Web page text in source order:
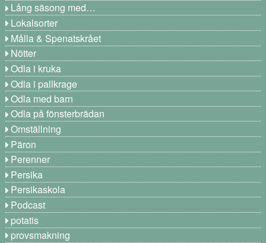
Lång säsong med…
Lokalsorter
Målla & Spenatskrået
Nötter
Odla i kruka
Odla i pallkrage
Odla med barn
Odla på fönsterbrädan
Omställning
Päron
Perenner
Persika
Persikaskola
Podcast
potatis
provsmakning